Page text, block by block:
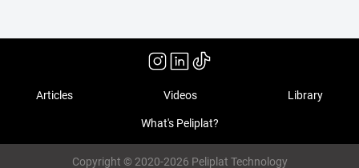
Articles Videos Library
What's Peliplat?
Copyright © 2020-2026 Peliplat Technology